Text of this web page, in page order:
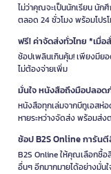
ไม่ว่าคุณจะเป็นนักเรียน นั
ตลอด 24 ชั่วโมง พร้อมโปร
ฟรี! ค่าจัดส่งทั่วไทย *เมื่
ช้อปเพลินเกินคุ้ม! เพียงมีย
ไม่ต้องจ่ายเพิ่ม
มั่นใจ หนังสือถึงมือปลอด
หนังสือทุกเล่มจากบีทูเอสห่
หายระหว่างจัดส่ง พร้อม
ช้อป B2S Online การัน
B2S Online ให้คุณเลือกซื้อ
อื่นๆ อีกมากมายได้อย่างมั่น